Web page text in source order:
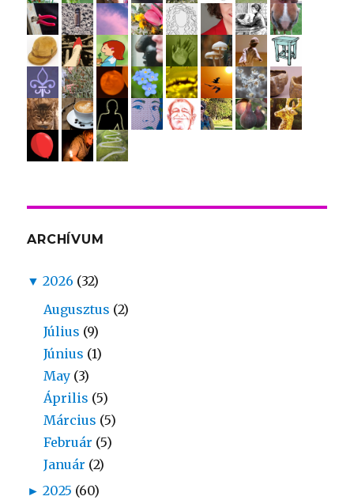
ARCHÍVUM
▼ 2026 (32)
Augusztus (2)
Július (9)
Június (1)
May (3)
Április (5)
Március (5)
Február (5)
Január (2)
► 2025 (60)